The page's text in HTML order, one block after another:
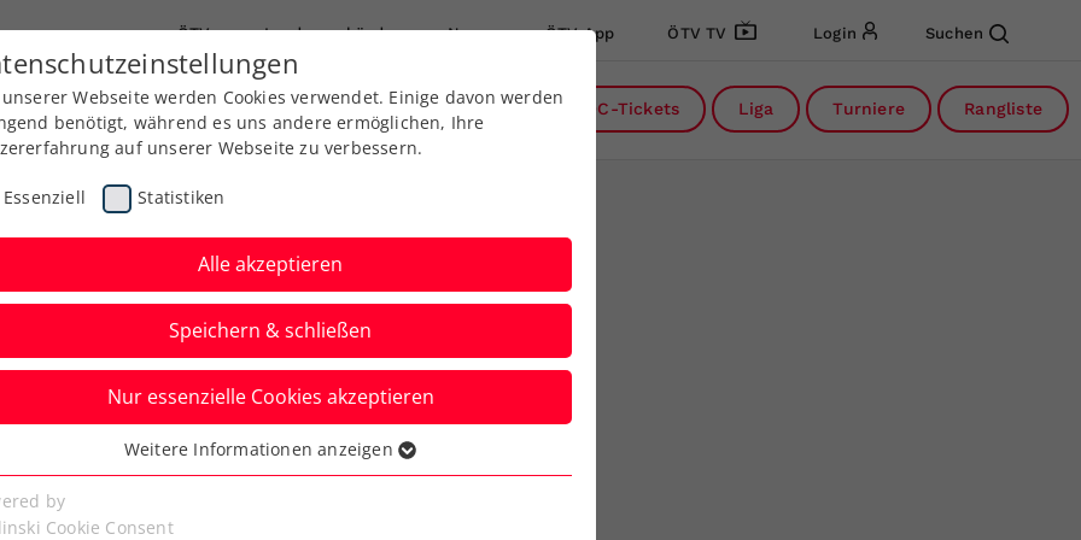
ÖTV Landesverbände News ÖTV App ÖTV TV Login Suchen
Ausbildung Services Über uns DC-Tickets Liga Turniere Rangliste
Hallen
2020
Webseite werden Cookies verwendet. Einige davon werden
benötigt, während es uns andere ermöglichen, Ihre
auf unserer Webseite zu verbessern.
Essenziell Statistiken
Alle akzeptieren
Speichern & schließen
Nur essenzielle Cookies akzeptieren
Cookies werden für grundlegende Funktionen der
benötigt. Dadurch ist gewährleistet, dass die Webseite
Weitere Informationen anzeigen
by
Cookie Consent